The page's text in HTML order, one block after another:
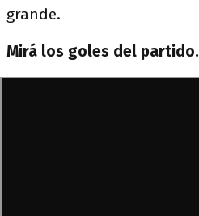
grande.
Mirá los goles del partido.